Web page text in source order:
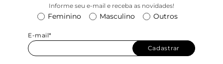
Informe seu e-mail e receba as novidades!
Feminino Masculino Outros
E-mail*
Cadastrar